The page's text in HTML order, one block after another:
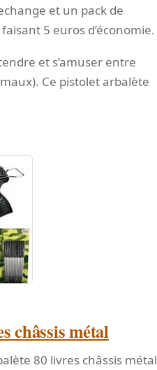
et un pack de
5 euros d’économie.
et s’amuser entre
Ce pistolet arbalète
châssis métal
80 livres châssis métal